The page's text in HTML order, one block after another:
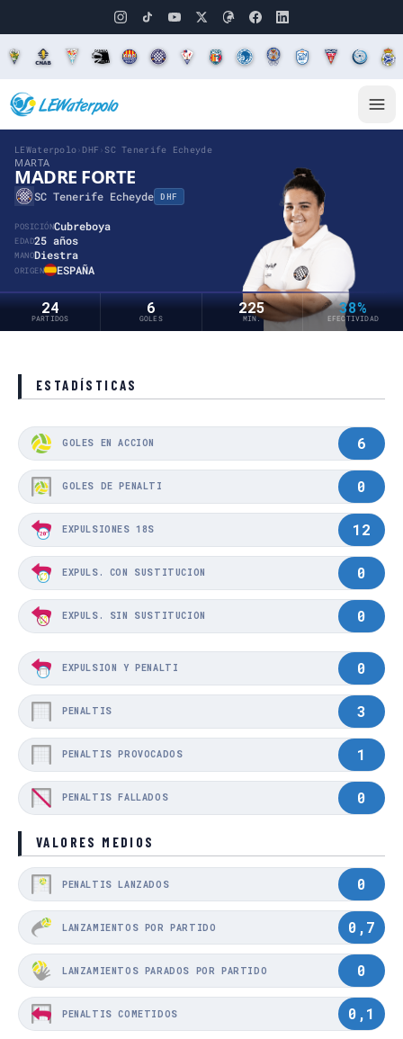
LEWaterpolo› DHF ›SC Tenerife Echeyde
MARTA
MADRE FORTE
SC Tenerife Echeyde DHF
POSICIÓNCubreboya
EDAD25 años
MANODiestra
ORIGEN ESPAÑA
24
PARTIDOS
6
GOLES
225
MIN.
38%
EFECTIVIDAD
ESTADÍSTICAS
GOLES EN ACCIÓN 6
GOLES DE PENALTI 0
EXPULSIONES 18S 12
EXPULS. CON SUSTITUCIÓN 0
EXPULS. SIN SUSTITUCIÓN 0
EXPULSIÓN Y PENALTI 0
PENALTIS 3
PENALTIS PROVOCADOS 1
PENALTIS FALLADOS 0
VALORES MEDIOS
PENALTIS LANZADOS 0
LANZAMIENTOS POR PARTIDO 0,7
LANZAMIENTOS PARADOS POR PARTIDO 0
PENALTIS COMETIDOS 0,1